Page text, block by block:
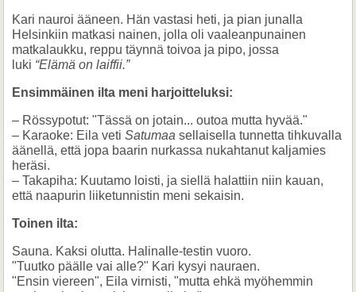
Kari nauroi ääneen. Hän vastasi heti, ja pian junalla
Helsinkiin matkasi nainen, jolla oli vaaleanpunainen
matkalaukku, reppu täynnä toivoa ja pipo, jossa
luki “Elämä on laiffii.”
Ensimmäinen ilta meni harjoitteluksi:
– Rössypotut: "Tässä on jotain... outoa mutta hyvää."
– Karaoke: Eila vetiSatumaa sellaisella tunnetta tihkuvalla
äänellä, että jopa baarin nurkassa nukahtanut kaljamies
heräsi.
– Takapiha: Kuutamo loisti, ja siellä halattiin niin kauan,
että naapurin liiketunnistin meni sekaisin.
Toinen ilta:
Sauna. Kaksi olutta. Halinalle-testin vuoro.
"Tuutko päälle vai alle?" Kari kysyi nauraen.
"Ensin viereen", Eila virnisti, "mutta ehkä myöhemmin